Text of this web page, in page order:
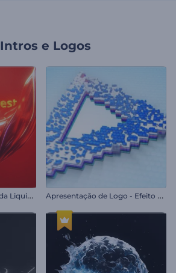
Intros e Logos
R
evelação do logotipo da Liquid Fusion A
presentação de Logo - Efeito Glitch Pixelado